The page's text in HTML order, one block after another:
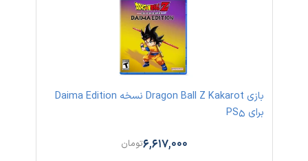
بازی Dragon Ball Z Kakarot نسخه Daima Edition
برای PS5
6,617,000تومان